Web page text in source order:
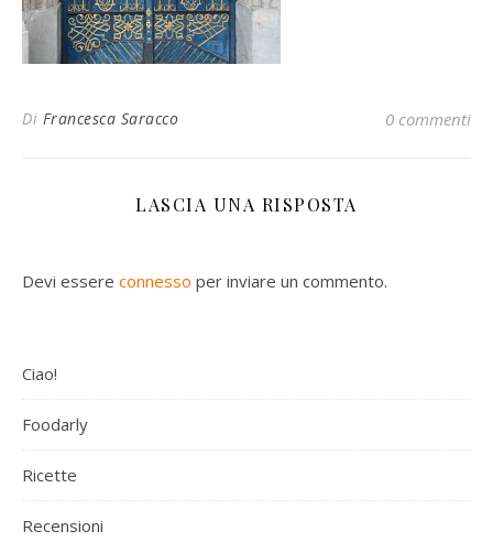
Di Francesca Saracco 0 commenti
LASCIA UNA RISPOSTA
Devi essere connesso per inviare un commento.
Ciao!
Foodarly
Ricette
Recensioni